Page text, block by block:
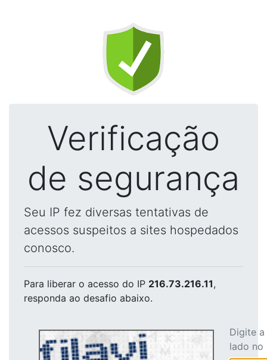
Verificação
de segurança
Seu IP fez diversas tentativas de
acessos suspeitos a sites hospedados
conosco.
Para liberar o acesso do IP 216.73.216.11,
responda ao desafio abaixo.
Digite
lado no